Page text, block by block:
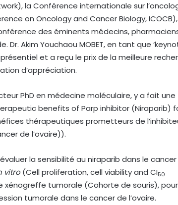
la Conférence internationale sur
on Oncology and Cancer Biology,
des éminents médecins,
Akim Youchaou MOBET, en tant que
et a reçu le prix de la meilleure
d’appréciation.
PhD en médecine moléculaire, y a fait une
benefits of Parp inhibitor (Niraparib)
thérapeutiques prometteurs de
de l’ovaire)).
la sensibilité au niraparib dans le
vitro(Cell proliferation, cell viability and CI50
xénogreffe tumorale (Cohorte de souris), pour
tumorale dans le cancer de l’ovaire.